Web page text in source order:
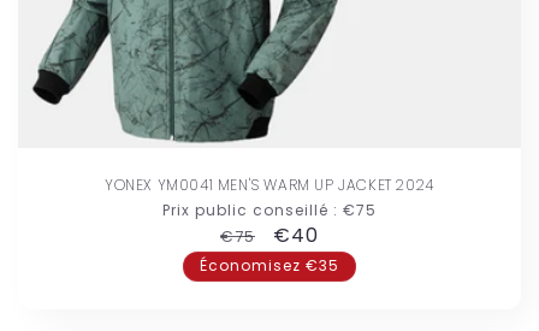
YONEX YM0041 MEN'S WARM UP JACKET 2024
Prix public conseillé : €75
Prix
habituel
€75
Prix
promotionnel
€40
Économisez €35